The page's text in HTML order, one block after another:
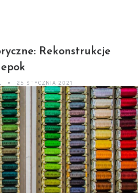
Rekonstrukcje
25 STYCZNIA 2021